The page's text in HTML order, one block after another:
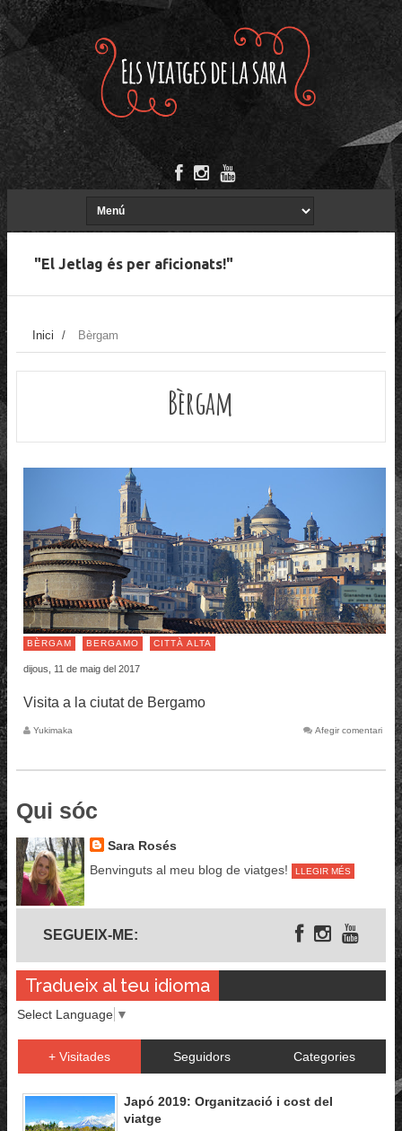
"El Jetlag és per aficionats!"
Inici / Bèrgam
Bèrgam
BÈRGAM BERGAMO CITTÀ ALTA
dijous, 11 de maig del 2017
Visita a la ciutat de Bergamo
Yukimaka Afegir comentari
Qui sóc
Sara Rosés
Benvinguts al meu blog de viatges!
LLEGIR MÉS
SEGUEIX-ME:
Tradueix al teu idioma
Select Language ▼
+ Visitades Seguidors Categories
Japó 2019: Organització i cost del
viatge